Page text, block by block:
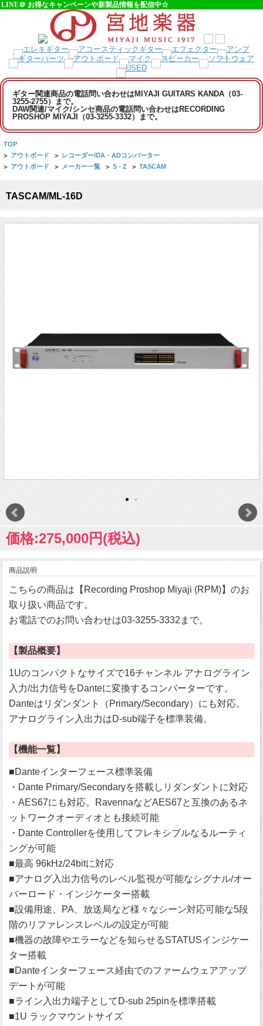
LINE＠ お得なキャンペーンや新製品情報を配信中☆
ギター関連商品の電話問い合わせはMIYAJI GUITARS KANDA（03-
3255-2755）まで。
DAW関連/マイク/シンセ商品の電話問い合わせはRECORDING
PROSHOP MIYAJI（03-3255-3332）まで。
TOP
> アウトボード > レコーダー/DA・ADコンバーター
> アウトボード > メーカー一覧 > S - Z > TASCAM
TASCAM/ML-16D
価格:275,000円(税込)
商品説明
こちらの商品は【Recording Proshop Miyaji (RPM)】のお
取り扱い商品です。
お電話でのお問い合わせは03-3255-3332まで。
【製品概要】
1Uのコンパクトなサイズで16チャンネル アナログライン
入力/出力信号をDanteに変換するコンバーターです。
Danteはリダンダント（Primary/Secondary）にも対応。
アナログライン入出力はD-sub端子を標準装備。
【機能一覧】
■Danteインターフェース標準装備
・Dante Primary/Secondaryを搭載しリダンダントに対応
・AES67にも対応。RavennaなどAES67と互換のあるネ
ットワークオーディオとも接続可能
・Dante Controllerを使用してフレキシブルなるルーティ
ングが可能
■最高 96kHz/24bitに対応
■アナログ入出力信号のレベル監視が可能なシグナル/オー
バーロード・インジケーター搭載
■設備用途、PA、放送局など様々なシーン対応可能な5段
階のリファレンスレベルの設定が可能
■機器の故障やエラーなどを知らせるSTATUSインジケー
ター搭載
■Danteインターフェース経由でのファームウェアアップ
デートが可能
■ライン入出力端子としてD-sub 25pinを標準搭載
■1U ラックマウントサイズ